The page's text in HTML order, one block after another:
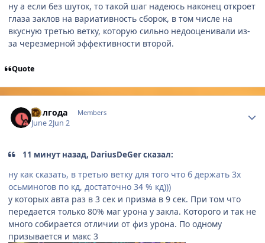
ну а если без шуток, то такой шаг надеюсь наконец откроет
глаза заклов на вариативность сборок, в том числе на
вкусную третью ветку, которую сильно недооценивали из-
за черезмерной эффективности второй.
Quote
Полгода Members
June 2Jun 2
11 минут назад, DariusDeGer сказал:
ну как сказать, в третью ветку для того что б держать 3х
осьминогов по кд, достаточно 34 % кд)))
у которых авта раз в 3 сек и призма в 9 сек. При том что
передается только 80% маг урона у закла. Которого и так не
много собирается отличии от физ урона. По одному
призывается и макс 3